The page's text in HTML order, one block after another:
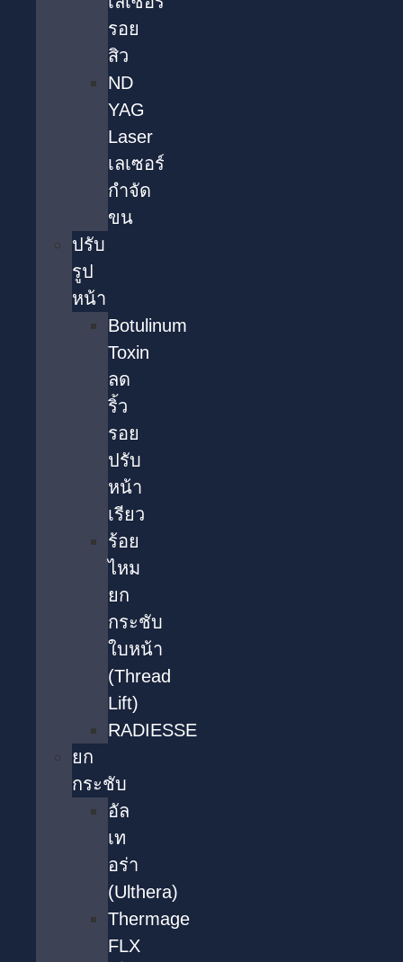
รอย
สิว
ND
YAG
Laser
เลเซอร์
กำจัด
ขน
ปรับ
รูป
หน้า
Botulinum
Toxin
ลด
ริ้ว
รอย
ปรับ
หน้า
เรียว
ร้อย
ไหม
ยก
กระชับ
ใบหน้า
(Thread
Lift)
RADIESSE
ยก
กระชับ
อัล
เท
อร่า
(Ulthera)
Thermage
FLX